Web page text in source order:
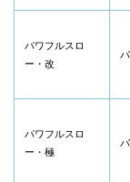
パワフルスロ
ー・改
パワフルスロ
ー・極